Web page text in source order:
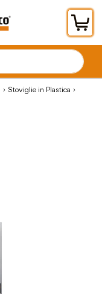
Stoviglie in Plastica